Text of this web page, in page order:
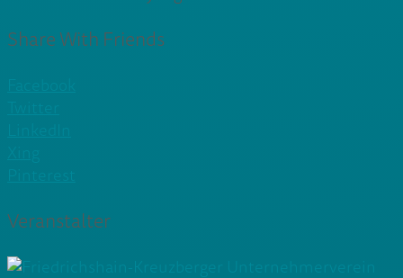
Share With Friends
Veranstalter